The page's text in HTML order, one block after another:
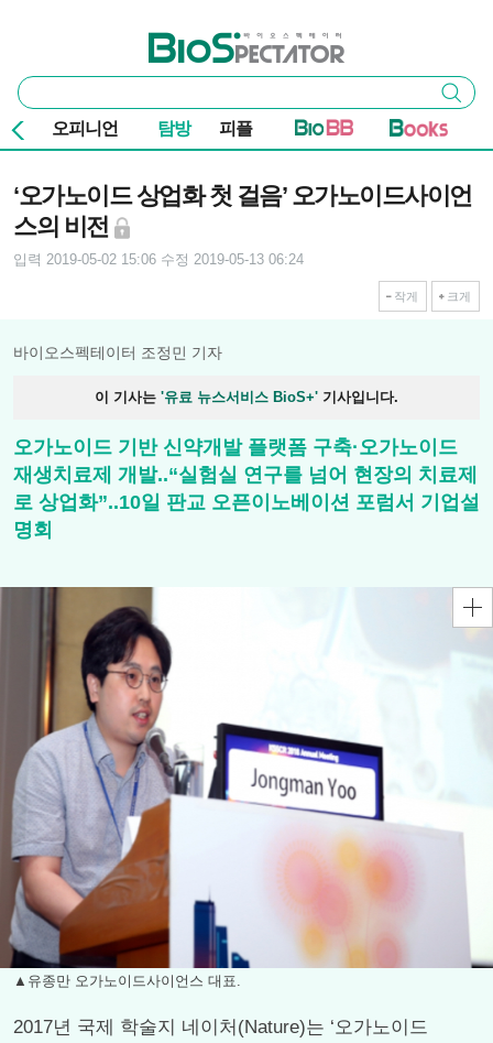
바이오스펙테이터
통
합
검
색
검색
오피니언 탐방 피플
‘오가노이드 상업화 첫 걸음’ 오가노이드사이언
스의 비전
입력 2019-05-02 15:06 수정 2019-05-13 06:24
작게 크게
바이오스펙테이터 조정민 기자
이 기사는 '유료 뉴스서비스 BioS+' 기사입니다.
오가노이드 기반 신약개발 플랫폼 구축·오가노이드
재생치료제 개발..“실험실 연구를 넘어 현장의 치료제
로 상업화”..10일 판교 오픈이노베이션 포럼서 기업설
명회
▲유종만 오가노이드사이언스 대표.
2017년 국제 학술지 네이처(Nature)는 ‘오가노이드